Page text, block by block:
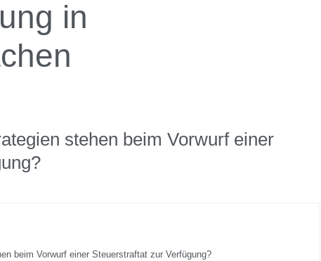
in
stehen beim Vorwurf einer
beim Vorwurf einer Steuerstraftat zur Verfügung?